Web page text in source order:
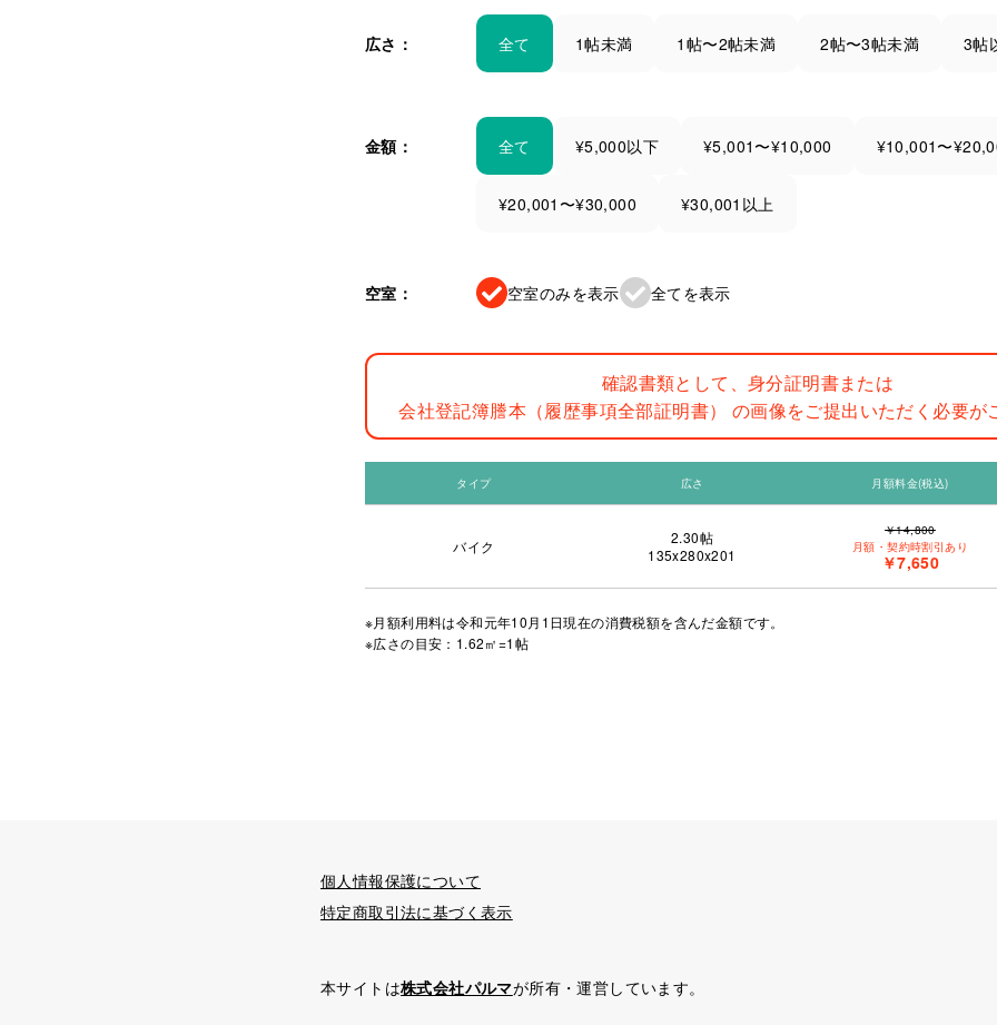
広さ： 全て 1帖未満 1帖〜2帖未満 2帖〜3帖未満 3帖
金額： 全て ¥5,000以下 ¥5,001〜¥10,000 ¥10,001〜
¥20,001〜¥30,000 ¥30,001以上
空室： 空室のみを表示 全てを表示
確認書類として、身分証明書または
会社登記簿謄本（履歴事項全部証明書） の画像をご提出いただく必要が
タイプ 広さ 月額料金(税込)
バイク 2.30帖
135x280x201
￥14,800
月額・契約時割引あり
￥7,650
※月額利用料は令和元年10月1日現在の消費税額を含んだ金額です。
※広さの目安：1.62㎡=1帖
個人情報保護について
特定商取引法に基づく表示
本サイトは株式会社パルマが所有・運営しています。